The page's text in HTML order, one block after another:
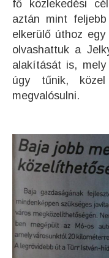
fő közlekedési
aztán mint
elkerülő úthoz
olvashattuk a
alakítását is,
úgy tűnik,
megvalósulni.